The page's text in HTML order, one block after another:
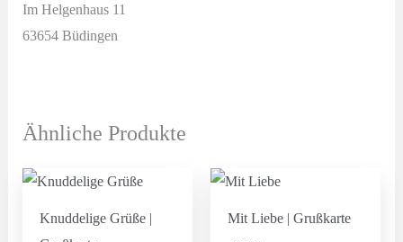
Im Helgenhaus 11
63654 Büdingen
Ähnliche Produkte
Knuddelige Grüße |
Mit Liebe | Grußkarte